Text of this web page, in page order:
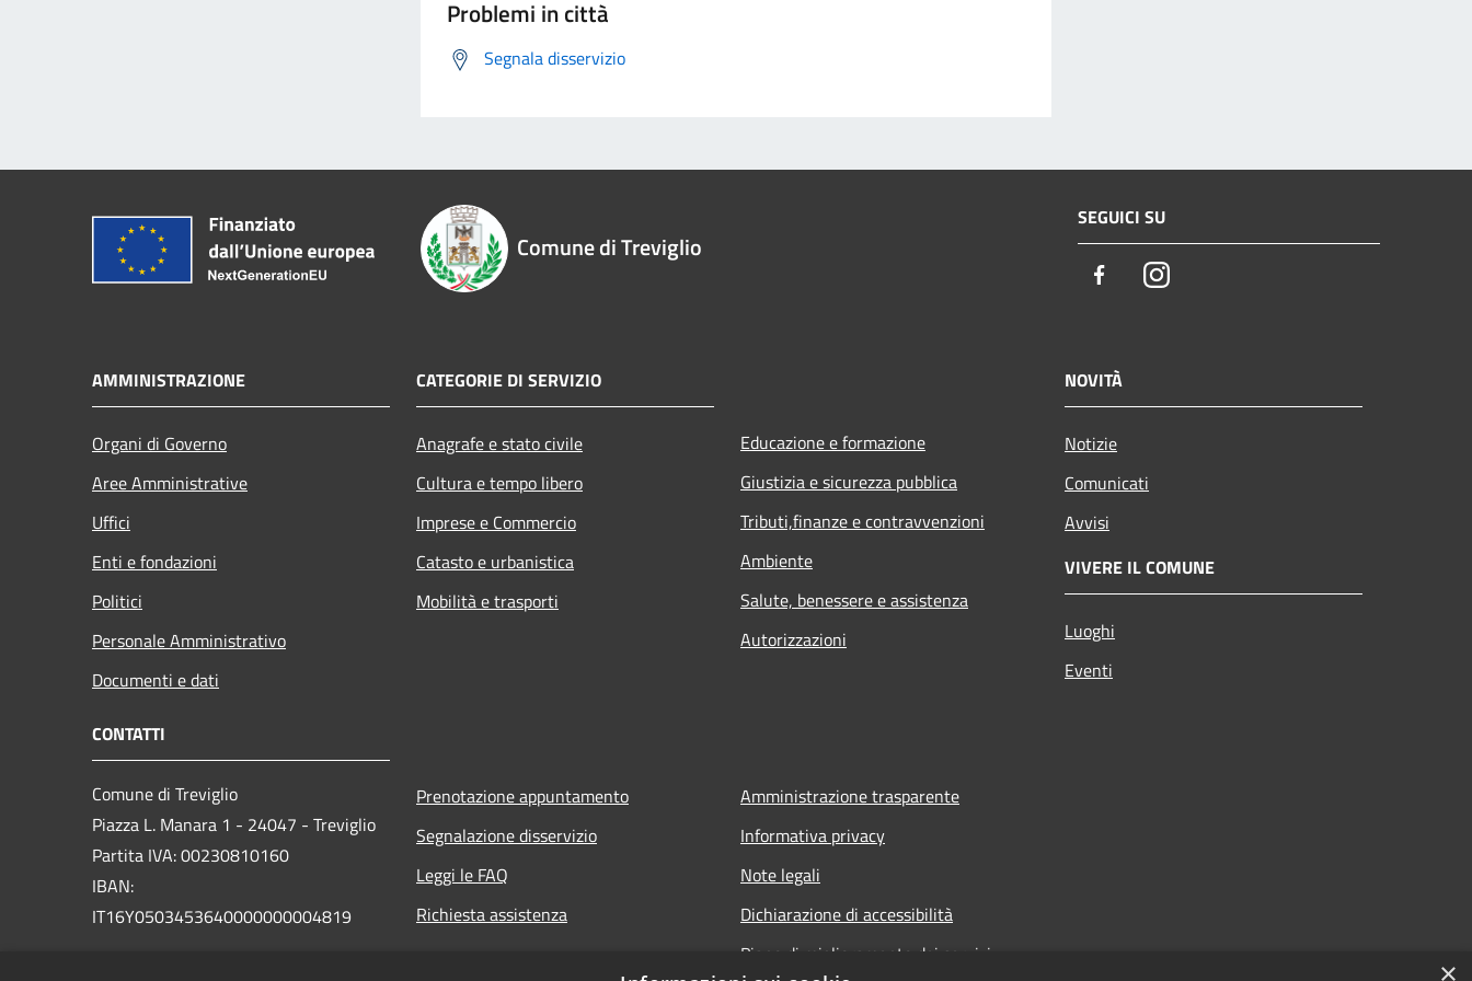
Problemi in città
Segnala disservizio
Comune di Treviglio
SEGUICI SU
FacebookInstagram
AMMINISTRAZIONE
Organi di Governo
Aree Amministrative
Uffici
Enti e fondazioni
Politici
Personale Amministrativo
Documenti e dati
CATEGORIE DI SERVIZIO
Anagrafe e stato civile
Cultura e tempo libero
Imprese e Commercio
Catasto e urbanistica
Mobilità e trasporti
Educazione e formazione
Giustizia e sicurezza pubblica
Tributi,finanze e contravvenzioni
Ambiente
Salute, benessere e assistenza
Autorizzazioni
NOVITÀ
Notizie
Comunicati
Avvisi
VIVERE IL COMUNE
Luoghi
Eventi
CONTATTI
Comune di Treviglio
Piazza L. Manara 1 - 24047 - Treviglio
Partita IVA: 00230810160
IBAN:
IT16Y0503453640000000004819
Prenotazione appuntamento
Segnalazione disservizio
Leggi le FAQ
Richiesta assistenza
Amministrazione trasparente
Informativa privacy
Note legali
Dichiarazione di accessibilità
Piano di miglioramento dei servizi
×